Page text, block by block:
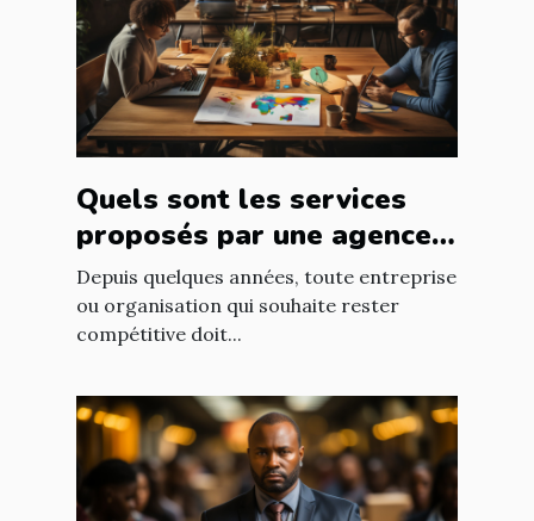
Quels sont les services
proposés par une agence
web ?
Depuis quelques années, toute entreprise
ou organisation qui souhaite rester
compétitive doit...